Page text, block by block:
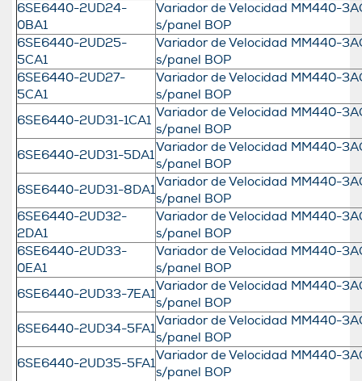
6SE6440-2UD24-
0BA1
Variador de Velocidad MM440-
s/panel BOP
6SE6440-2UD25-
5CA1
Variador de Velocidad MM440-
s/panel BOP
6SE6440-2UD27-
5CA1
Variador de Velocidad MM440-
s/panel BOP
6SE6440-2UD31-1CA1
Variador de Velocidad MM440-
s/panel BOP
6SE6440-2UD31-5DA1
Variador de Velocidad MM440-
s/panel BOP
6SE6440-2UD31-8DA1
Variador de Velocidad MM440-
s/panel BOP
6SE6440-2UD32-
2DA1
Variador de Velocidad MM440-
s/panel BOP
6SE6440-2UD33-
0EA1
Variador de Velocidad MM440-
s/panel BOP
6SE6440-2UD33-7EA1
Variador de Velocidad MM440-
s/panel BOP
6SE6440-2UD34-5FA1
Variador de Velocidad MM440-
s/panel BOP
6SE6440-2UD35-5FA1
Variador de Velocidad MM440-
s/panel BOP